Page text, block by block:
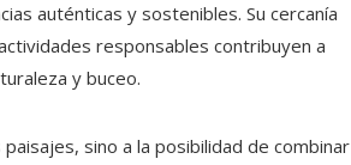
auténticas y sostenibles. Su cercanía
responsables contribuyen a
y buceo.
sino a la posibilidad de combinar